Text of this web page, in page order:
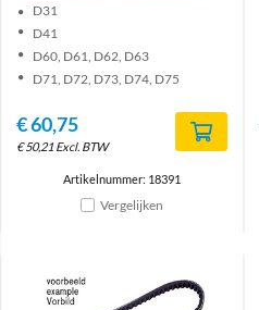
D31
D41
D60, D61, D62, D63
D71, D72, D73, D74, D75
€60,75
€50,21 Excl. BTW
Artikelnummer: 18391
Vergelijken